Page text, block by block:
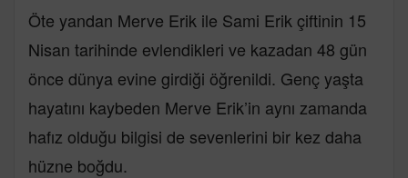
Öte yandan Merve Erik ile Sami Erik çiftinin 15
Nisan tarihinde evlendikleri ve kazadan 48 gün
önce dünya evine girdiği öğrenildi. Genç yaşta
hayatını kaybeden Merve Erik’in aynı zamanda
hafız olduğu bilgisi de sevenlerini bir kez daha
hüzne boğdu.